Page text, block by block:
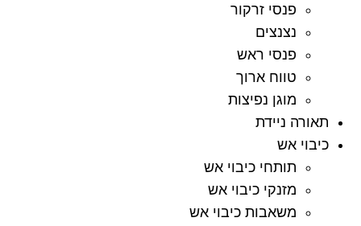
פנסי זרקור
נצנצים
פנסי ראש
טווח ארוך
מוגן נפיצות
תאורה ניידת
כיבוי אש
תותחי כיבוי אש
מזנקי כיבוי אש
משאבות כיבוי אש